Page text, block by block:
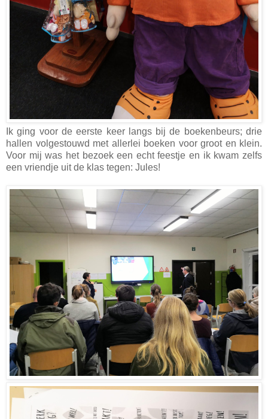
Ik ging voor de eerste keer langs bij de boekenbeurs; drie
hallen volgestouwd met allerlei boeken voor groot en klein.
Voor mij was het bezoek een echt feestje en ik kwam zelfs
een vriendje uit de klas tegen: Jules!